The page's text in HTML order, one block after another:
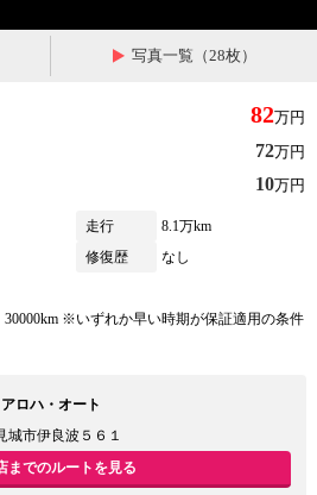
写真一覧（28枚）
82万円
72万円
10万円
走行
8.1万km
修復歴
なし
30000km ※いずれか早い時期が保証適用の条件
アロハ・オート
城市伊良波５６１
までのルートを見る